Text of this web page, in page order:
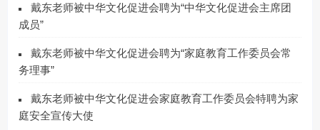
戴东老师被中华文化促进会聘为“中华文化促进会主席团
成员”
戴东老师被中华文化促进会聘为“家庭教育工作委员会常
务理事”
戴东老师被中华文化促进会家庭教育工作委员会特聘为家
庭安全宣传大使